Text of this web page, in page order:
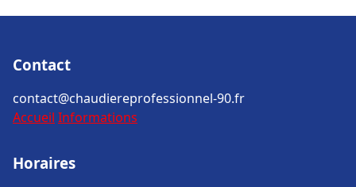
Contact
contact@chaudiereprofessionnel-90.fr
Accueil Informations
Horaires